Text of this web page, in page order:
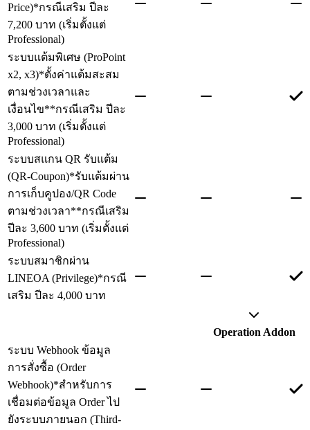
Price)*กรณีเสริม ปีละ
7,200 บาท (เริ่มตั้งแต่
Professional)
ระบบแต้มพิเศษ (ProPoint
x2, x3)*ตั้งค่าแต้มสะสม
ตามช่วงเวลาและ
เงื่อนไข**กรณีเสริม ปีละ
3,000 บาท (เริ่มตั้งแต่
Professional)
ระบบสแกน QR รับแต้ม
(QR-Coupon)*รับแต้มผ่าน
การเก็บคูปอง/QR Code
ตามช่วงเวลา**กรณีเสริม
ปีละ 3,600 บาท (เริ่มตั้งแต่
Professional)
ระบบสมาชิกผ่าน
LINEOA (Privilege)*กรณี
เสริม ปีละ 4,000 บาท
Operation Addon
ระบบ Webhook ข้อมูล
การสั่งซื้อ (Order
Webhook)*สำหรับการ
เชื่อมต่อข้อมูล Order ไป
ยังระบบภายนอก (Third-